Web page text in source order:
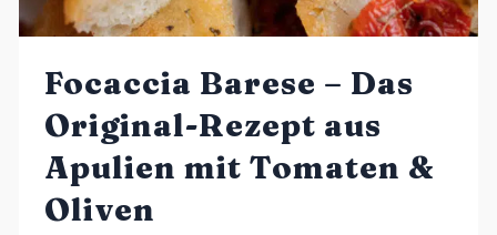
Focaccia Barese – Das
Original-Rezept aus
Apulien mit Tomaten &
Oliven